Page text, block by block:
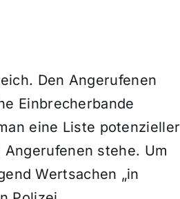
Den Angerufenen
Einbrecherbande
eine Liste potenzieller
stehe. Um
Wertsachen „in